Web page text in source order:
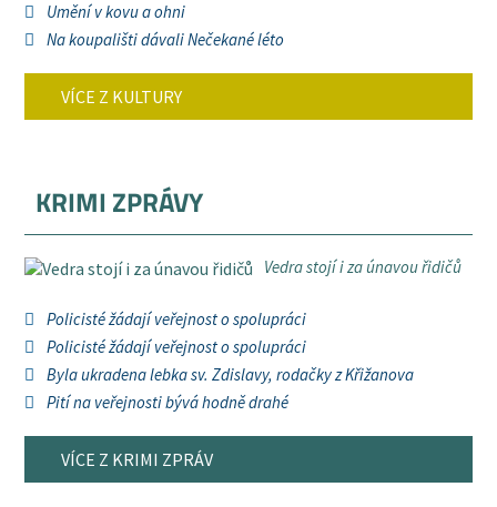
Umění v kovu a ohni
Na koupališti dávali Nečekané léto
VÍCE Z KULTURY
KRIMI ZPRÁVY
Vedra stojí i za únavou řidičů
Policisté žádají veřejnost o spolupráci
Policisté žádají veřejnost o spolupráci
Byla ukradena lebka sv. Zdislavy, rodačky z Křižanova
Pití na veřejnosti bývá hodně drahé
VÍCE Z KRIMI ZPRÁV